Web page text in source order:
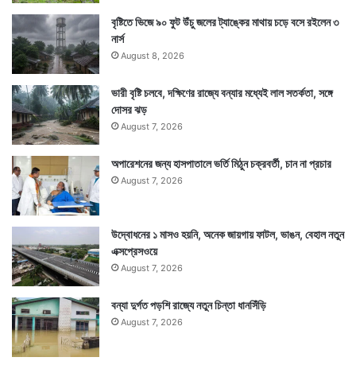
বৃষ্টিতে ভিজে ৯০ ফুট উঁচু জলের ট্যাঙ্কের মাথায় চড়ে বসে রইলেন ৩
নার্স
August 8, 2026
ভারী বৃষ্টি চলবে, দক্ষিণের রাজ্যে বন্যার মধ্যেই লাল সতর্কতা, সঙ্গে
দোসর ঝড়
August 7, 2026
অপারেশনের জন্য হাসপাতালে ভর্তি মিঠুন চক্রবর্তী, চান না প্রচার
August 7, 2026
উদ্বোধনের ১ মাসও হয়নি, অনেক জায়গায় ফাটল, ভাঙন, বেহাল নতুন
এক্সপ্রেসওয়ে
August 7, 2026
বন্যা দুর্গত পড়শি রাজ্যে নতুন চিন্তা ধানসিঁড়ি
August 7, 2026